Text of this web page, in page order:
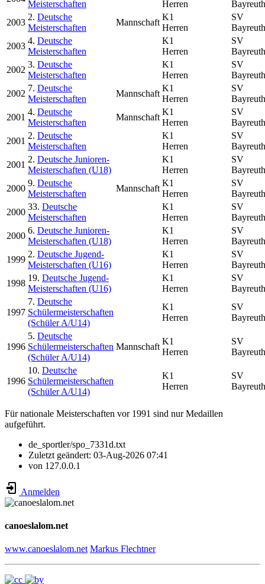
Meisterschaften
Herren
Bayreuth
2003
2. Deutsche
Meisterschaften
Mannschaft
K1
Herren
SV
Bayreuth
2003
4. Deutsche
Meisterschaften
K1
Herren
SV
Bayreuth
2002
3. Deutsche
Meisterschaften
K1
Herren
SV
Bayreuth
2002
7. Deutsche
Meisterschaften
Mannschaft
K1
Herren
SV
Bayreuth
2001
4. Deutsche
Meisterschaften
Mannschaft
K1
Herren
SV
Bayreuth
2001
2. Deutsche
Meisterschaften
K1
Herren
SV
Bayreuth
2001
2. Deutsche Junioren-
Meisterschaften (U18)
K1
Herren
SV
Bayreuth
2000
9. Deutsche
Meisterschaften
Mannschaft
K1
Herren
SV
Bayreuth
2000
33. Deutsche
Meisterschaften
K1
Herren
SV
Bayreuth
2000
6. Deutsche Junioren-
Meisterschaften (U18)
K1
Herren
SV
Bayreuth
1999
2. Deutsche Jugend-
Meisterschaften (U16)
K1
Herren
SV
Bayreuth
1998
19. Deutsche Jugend-
Meisterschaften (U16)
K1
Herren
SV
Bayreuth
1997
7. Deutsche
Schülermeisterschaften
(Schüler A/U14)
K1
Herren
SV
Bayreuth
1996
5. Deutsche
Schülermeisterschaften
(Schüler A/U14)
Mannschaft
K1
Herren
SV
Bayreuth
1996
10. Deutsche
Schülermeisterschaften
(Schüler A/U14)
K1
Herren
SV
Bayreuth
Für nationale Meisterschaften vor 1991 sind nur Medaillen
aufgeführt.
de_sportler/spo_7331d.txt
Zuletzt geändert: 03-Aug-2026 07:41
von 127.0.0.1
Anmelden
canoeslalom.net
www.canoeslalom.net Markus Flechtner